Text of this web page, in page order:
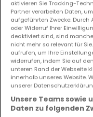
Wohnung
Differdange
569.000 €
2 84 m²
aktivieren Sie Tracking-
Partner verarbeiten Daten,
aufgeführten Zwecke. Durch
oder Widerruf Ihrer
deaktiviert sind, sind
nicht mehr so relevant für
aufrufen, um Ihre
widerrufen, indem Sie auf
unteren Rand der Webseite
innerhalb unseres Website.
unserer
Unsere Teams sowie
Daten zu folgenden